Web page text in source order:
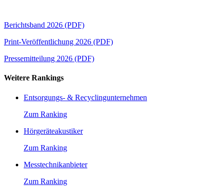
Berichtsband 2026 (PDF)
Print-Veröffentlichung 2026 (PDF)
Pressemitteilung 2026 (PDF)
Weitere Rankings
Entsorgungs- & Recyclingunternehmen
Zum Ranking
Hörgeräteakustiker
Zum Ranking
Messtechnikanbieter
Zum Ranking